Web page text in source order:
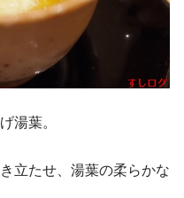
湯葉。
立たせ、湯葉の柔らかな